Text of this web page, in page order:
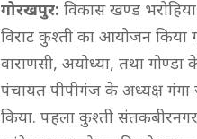
गोरखपुर: विकास खण्ड
विराट कुश्ती का आयोजन
वाराणसी, अयोध्या, तथा
पंचायत पीपीगंज के अध्यक्ष गंगा
किया. पहला कुश्ती